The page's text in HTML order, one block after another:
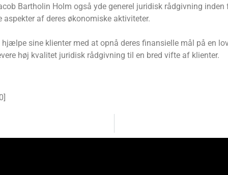
Bartholin Holm også yde generel juridisk rådgivning
af deres økonomiske aktiviteter.
sine klienter med at opnå deres finansielle mål på en
høj kvalitet juridisk rådgivning til en bred vifte af klienter.
]